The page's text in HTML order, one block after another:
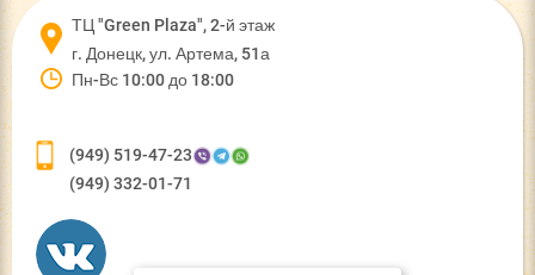
ТЦ "Green Plaza", 2-й этаж
г. Донецк, ул. Артема, 51а
Пн-Вс 10:00 до 18:00
(949) 519-47-23
(949) 332-01-71